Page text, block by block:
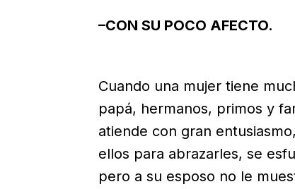
–CON SU POCO AFECTO.
Cuando una mujer tiene
papá, hermanos, primos y
atiende con gran
ellos para abrazarles, se
pero a su esposo no le